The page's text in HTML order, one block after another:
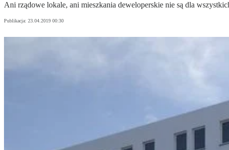
Ani rządowe lokale, ani mieszkania deweloperskie nie są dla
Publikacja: 23.04.2019 00:30